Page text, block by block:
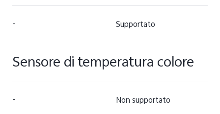
- Supportato
Sensore di temperatura colore
- Non supportato